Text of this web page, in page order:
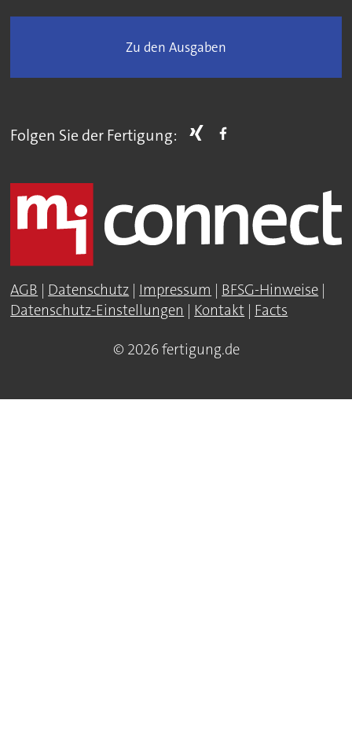
Zu den Ausgaben
Folgen Sie der Fertigung:
AGB | Datenschutz | Impressum | BFSG-Hinweise |
Datenschutz-Einstellungen | Kontakt | Facts
© 2026 fertigung.de